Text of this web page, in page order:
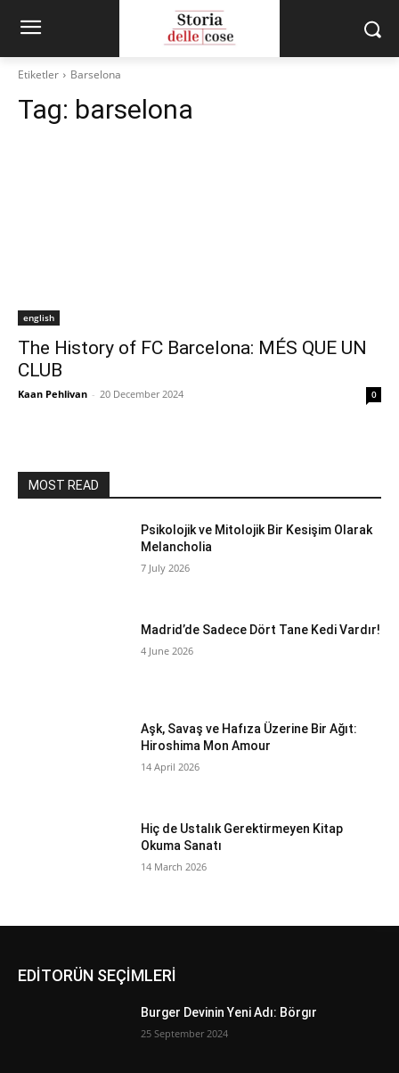
Etiketler Barselona
Tag: barselona
english
The History of FC Barcelona: MÉS QUE UN
CLUB
Kaan Pehlivan - 20 December 2024 0
MOST READ
Psikolojik ve Mitolojik Bir Kesişim Olarak
Melancholia
7 July 2026
Madrid’de Sadece Dört Tane Kedi Vardır!
4 June 2026
Aşk, Savaş ve Hafıza Üzerine Bir Ağıt:
Hiroshima Mon Amour
14 April 2026
Hiç de Ustalık Gerektirmeyen Kitap
Okuma Sanatı
14 March 2026
EDİTORÜN SEÇİMLERİ
Burger Devinin Yeni Adı: Börgır
25 September 2024